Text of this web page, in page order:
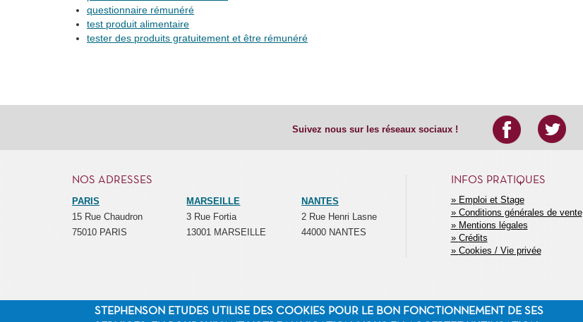
questionnaire rémunéré
test produit alimentaire
tester des produits gratuitement et être rémunéré
Suivez nous sur les réseaux sociaux !
NOS ADRESSES
PARIS
15 Rue Chaudron
75010 PARIS
MARSEILLE
3 Rue Fortia
13001 MARSEILLE
NANTES
2 Rue Henri Lasne
44000 NANTES
INFOS PRATIQUES
MENU
SECONDAIRE
Emploi et Stage
Conditions générales de vente
Mentions légales
Crédits
Cookies / Vie privée
STEPHENSON ETUDES UTILISE DES COOKIES POUR LE BON FONCTIONNEMENT DE SES